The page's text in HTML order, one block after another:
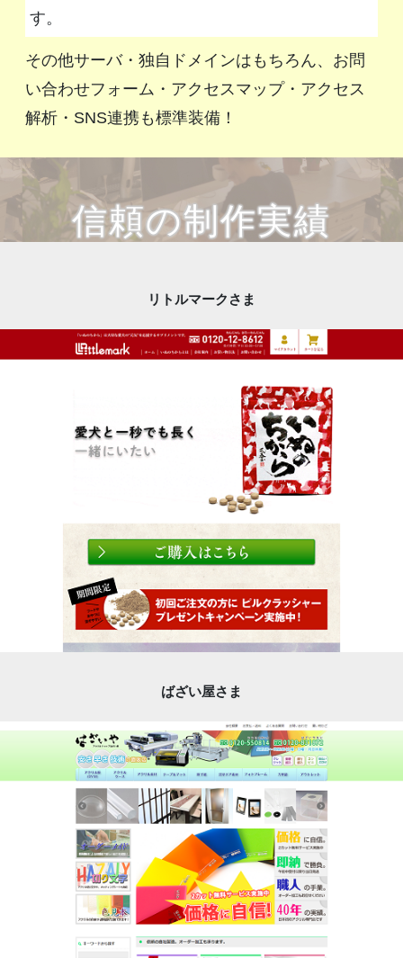
す。
その他サーバ・独自ドメインはもちろん、お問
い合わせフォーム・アクセスマップ・アクセス
解析・SNS連携も標準装備！
信頼の制作実績
リトルマークさま
ばざい屋さま